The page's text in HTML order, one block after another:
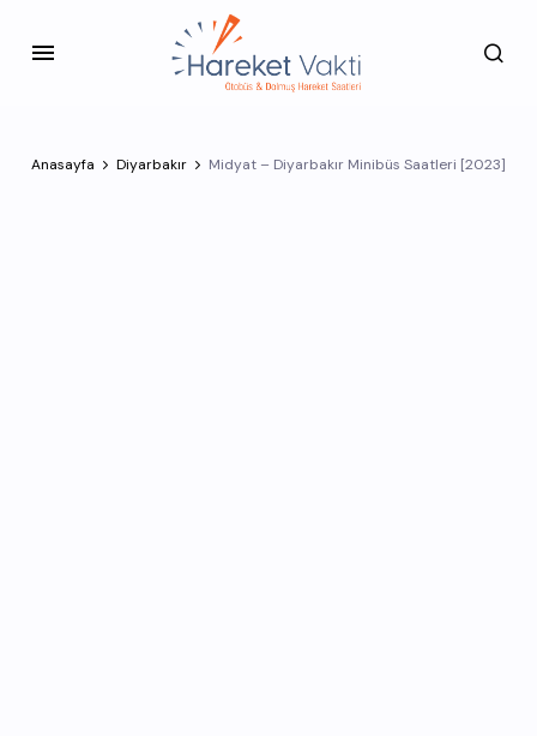
Anasayfa Diyarbakır Midyat – Diyarbakır Minibüs Saatleri [2023]